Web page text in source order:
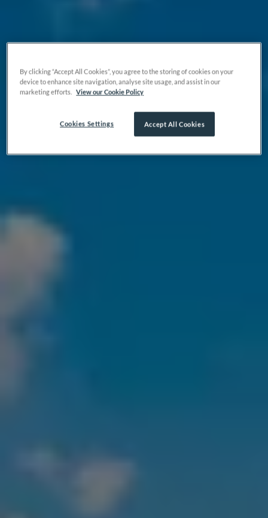
By clicking “Accept All Cookies”, you agree to the storing of cookies on your
device to enhance site navigation, analyse site usage, and assist in our
marketing efforts.
View our Cookie Policy
Accept All Cookies
Cookies Settings